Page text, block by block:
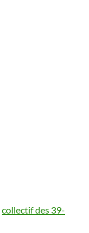
collectif des 39-